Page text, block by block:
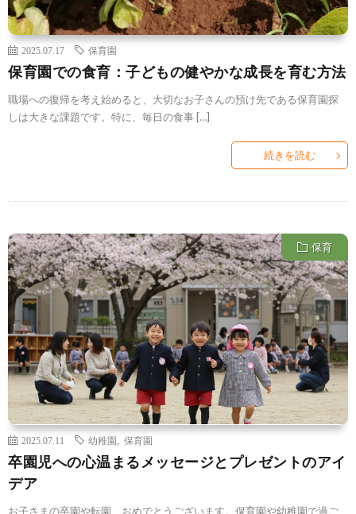
2025.07.17 保育園
保育園での食育：子どもの健やかな成長を育む方法
職場への復帰を考え始めると、大切なお子さんの預け先である保育園探
しは大きな課題です。特に、毎日の食事 […]
続きを読む
保育
2025.07.11 幼稚園 保育園
卒園児への心温まるメッセージとプレゼントのアイ
デア
お子さまの卒園や転園、おめでとうございます。保育園や幼稚園で過ご